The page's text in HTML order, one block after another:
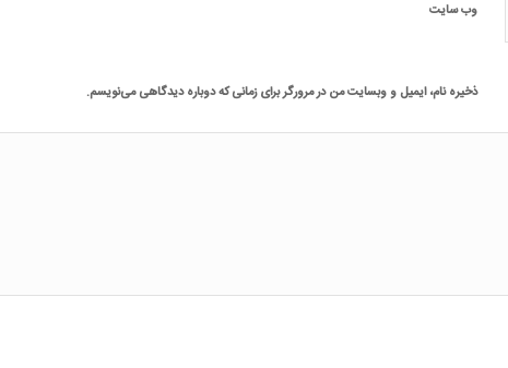
وب‌ سایت
ذخیره نام، ایمیل و وبسایت من در مرورگر برای زمانی که دوباره دیدگاهی می‌نویسم.